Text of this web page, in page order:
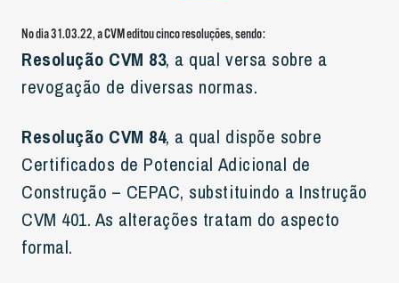
No dia 31.03.22, a CVM editou cinco resoluções, sendo:
Resolução CVM 83, a qual versa sobre a
revogação de diversas normas.
Resolução CVM 84, a qual dispõe sobre
Certificados de Potencial Adicional de
Construção – CEPAC, substituindo a Instrução
CVM 401. As alterações tratam do aspecto
formal.